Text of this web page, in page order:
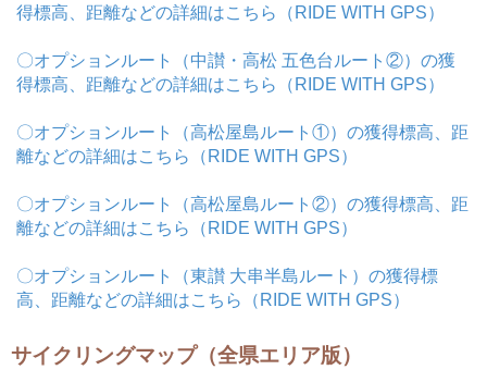
得標高、距離などの詳細はこちら（RIDE WITH GPS）
〇オプションルート（中讃・高松 五色台ルート②）の獲
得標高、距離などの詳細はこちら（RIDE WITH GPS）
〇オプションルート（高松屋島ルート①）の獲得標高、距
離などの詳細はこちら（RIDE WITH GPS）
〇オプションルート（高松屋島ルート②）の獲得標高、距
離などの詳細はこちら（RIDE WITH GPS）
〇オプションルート（東讃 大串半島ルート）の獲得標
高、距離などの詳細はこちら（RIDE WITH GPS）
サイクリングマップ（全県エリア版）